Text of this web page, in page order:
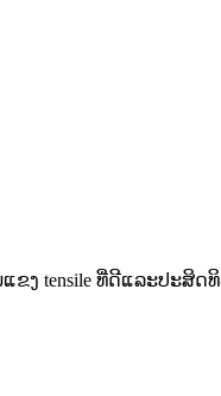
ຂງ tensile ທີ່ດີແລະປະ